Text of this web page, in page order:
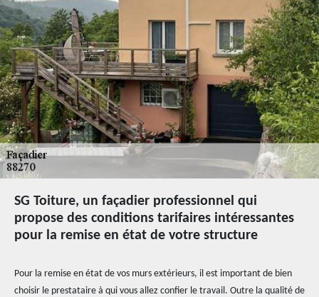
SG Toiture, un façadier professionnel qui
propose des conditions tarifaires intéressantes
pour la remise en état de votre structure
Pour la remise en état de vos murs extérieurs, il est important de bien
choisir le prestataire à qui vous allez confier le travail. Outre la qualité de